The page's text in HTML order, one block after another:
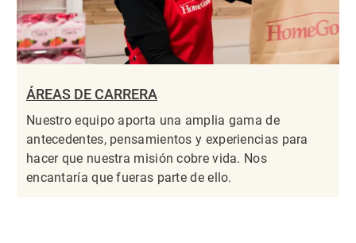
ÁREAS DE CARRERA
Nuestro equipo aporta una amplia gama de
antecedentes, pensamientos y experiencias para
hacer que nuestra misión cobre vida. Nos
encantaría que fueras parte de ello.